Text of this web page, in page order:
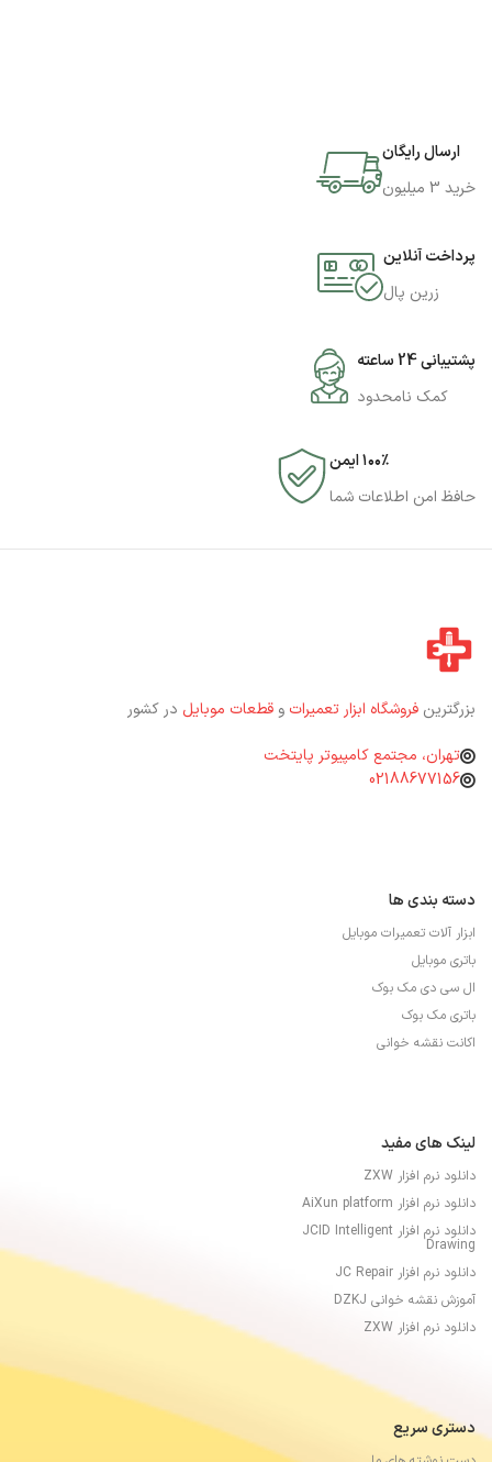
ارسال رایگان
خرید 3 میلیون
پرداخت آنلاین
زرین پال
پشتیبانی 24 ساعته
کمک نامحدود
۱۰۰٪ ایمن
حافظ امن اطلاعات شما
بزرگترین فروشگاه ابزار تعمیرات و قطعات موبایل در کشور
تهران، مجتمع کامپیوتر پایتخت
02188677156
دسته بندی ها
ابزار آلات تعمیرات موبایل
باتری موبایل
ال سی دی مک بوک
باتری مک بوک
اکانت نقشه خوانی
لینک های مفید
دانلود نرم افزار ZXW
دانلود نرم افزار AiXun platform
دانلود نرم افزار JCID Intelligent
Drawing
دانلود نرم افزار JC Repair
آموزش نقشه خوانی DZKJ
دانلود نرم افزار ZXW
دستری سریع